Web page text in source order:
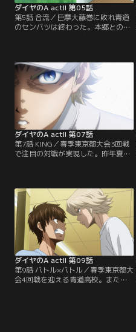
ダイヤのA actII 第05話
第5話 合流／巨摩大藤巻に敗れ青道
のセンバツは終わった。本郷との投
年生も合流し、新しいチームがスタ
ートを切る。それぞれに夏の大会ま
で残された時間の少なさを噛みしめ
る部員たち。そんな中、春市にはあ
る変化が……。【提供：バンダイチ
ャンネル】
ダイヤのA actII 第07話
第7話 KING／春季東京都大会3回戦
で注目の対戦が実現した。昨年夏の
師の対戦。冬のトレーニングとセン
バツでの経験を経て一回りも二回り
も成長した薬師真田と稲実打線の戦
いは？そして成宮は秋の敗戦から立
ち直れたのか？注目の一戦の幕が上
がる！【提供：バンダイチャンネ
ル】
ダイヤのA actII 第09話
第9話 バトル×バトル／春季東京都大
会4回戦を迎える青道高校。また東